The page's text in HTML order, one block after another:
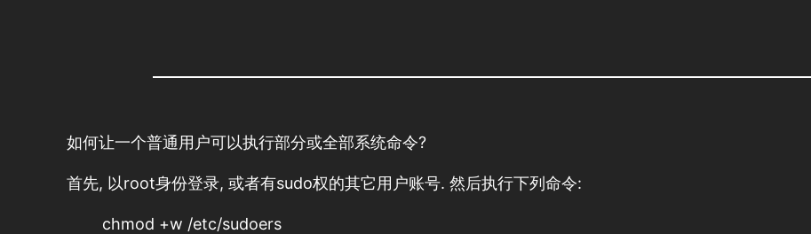
如何让一个普通用户可以执行部分或全部系统命令?
首先, 以root身份登录, 或者有sudo权的其它用户账号. 然后执行下列命令:
chmod +w /etc/sudoers